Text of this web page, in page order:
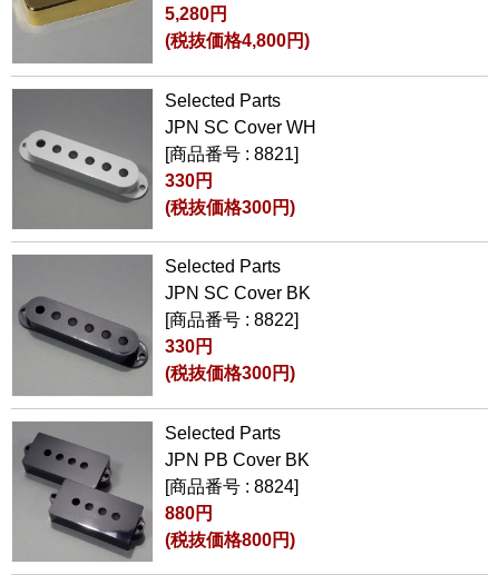
5,280円
(税抜価格4,800円)
Selected Parts
JPN SC Cover WH
[商品番号 : 8821]
330円
(税抜価格300円)
Selected Parts
JPN SC Cover BK
[商品番号 : 8822]
330円
(税抜価格300円)
Selected Parts
JPN PB Cover BK
[商品番号 : 8824]
880円
(税抜価格800円)